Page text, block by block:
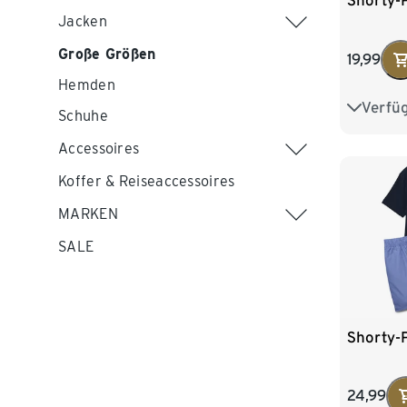
Jacken
Große Größen
Hemden
Schuhe
Accessoires
Koffer & Reiseaccessoires
MARKEN
SALE
19,99
S 44/46
XXL 60/
Shorty-
24,99